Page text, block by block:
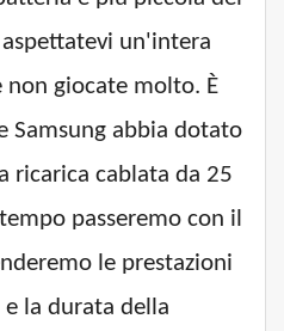
un'intera
giocate molto. È
Samsung abbia dotato
ricarica cablata da 25
passeremo con il
le prestazioni
la durata della